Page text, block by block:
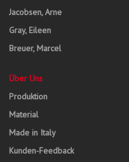
Jacobsen, Arne
Gray, Eileen
Breuer, Marcel
Über Uns
Produktion
Material
Made in Italy
Kunden-Feedback